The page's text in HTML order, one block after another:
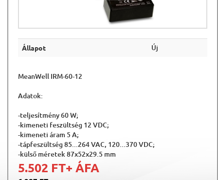
Állapot Új
MeanWell IRM-60-12
Adatok:
-teljesítmény 60 W;
-kimeneti feszültség 12 VDC;
-kimeneti áram 5 A;
-tápfeszültség 85...264 VAC, 120...370 VDC;
-külső méretek 87x52x29.5 mm
5.502 FT+ ÁFA